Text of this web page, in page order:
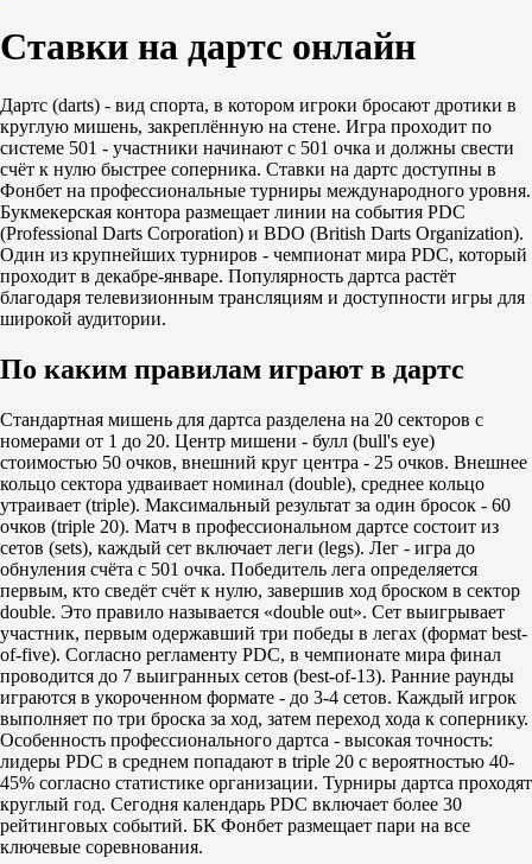
Сегодня в 18:30
2.35
Ресетар Н
-
Уитлок М
Сегодня в 18:50
2.07
1.67
Ставки на дартс онлайн
Дартс (darts) - вид спорта, в котором игроки бросают дротики в
круглую мишень, закреплённую на стене. Игра проходит по
системе 501 - участники начинают с 501 очка и должны свести
счёт к нулю быстрее соперника. Ставки на дартс доступны в
Фонбет на профессиональные турниры международного уровня.
Букмекерская контора размещает линии на события PDC
(Professional Darts Corporation) и BDO (British Darts Organization).
Один из крупнейших турниров - чемпионат мира PDC, который
проходит в декабре-январе. Популярность дартса растёт
благодаря телевизионным трансляциям и доступности игры для
широкой аудитории.
По каким правилам играют в дартс
Стандартная мишень для дартса разделена на 20 секторов с
номерами от 1 до 20. Центр мишени - булл (bull's eye)
стоимостью 50 очков, внешний круг центра - 25 очков. Внешнее
кольцо сектора удваивает номинал (double), среднее кольцо
утраивает (triple). Максимальный результат за один бросок - 60
очков (triple 20). Матч в профессиональном дартсе состоит из
сетов (sets), каждый сет включает леги (legs). Лег - игра до
обнуления счёта с 501 очка. Победитель лега определяется
первым, кто сведёт счёт к нулю, завершив ход броском в сектор
double. Это правило называется «double out». Сет выигрывает
участник, первым одержавший три победы в легах (формат best-
of-five). Согласно регламенту PDC, в чемпионате мира финал
проводится до 7 выигранных сетов (best-of-13). Ранние раунды
играются в укороченном формате - до 3-4 сетов. Каждый игрок
выполняет по три броска за ход, затем переход хода к сопернику.
Особенность профессионального дартса - высокая точность:
лидеры PDC в среднем попадают в triple 20 с вероятностью 40-
45% согласно статистике организации. Турниры дартса проходят
круглый год. Сегодня календарь PDC включает более 30
рейтинговых событий. БК Фонбет размещает пари на все
ключевые соревнования.